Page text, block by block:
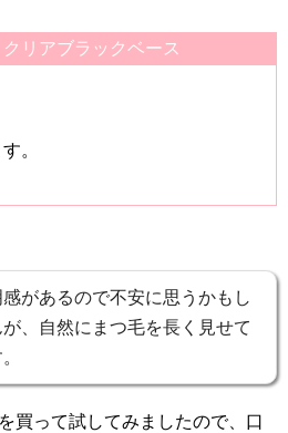
リアブラックベース
。
があるので不安に思うかもし
、自然にまつ毛を長く見せて
買って試してみましたので、口